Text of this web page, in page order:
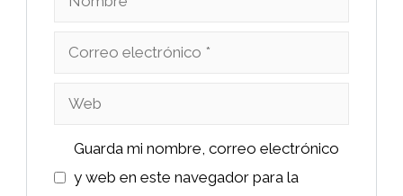
Correo
Web
Guarda mi nombre, correo electrónico
y web en este navegador para la